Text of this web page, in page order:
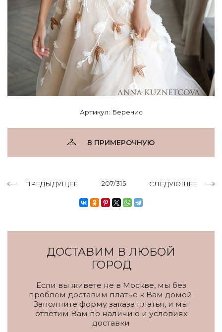
Артикул: Беренис
В ПРИМЕРОЧНУЮ
ПРЕДЫДУЩЕЕ 207/315 СЛЕДУЮЩЕЕ
ДОСТАВИМ В ЛЮБОЙ
ГОРОД
Если вы живете не в Москве, мы без
проблем доставим платье к Вам домой.
Заполните форму заказа платья, и мы
ответим Вам по наличию и условиях
доставки